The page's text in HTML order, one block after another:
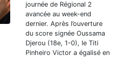
journée de Régional 2
avancée au week-end
dernier. Après l’ouverture
du score signée Oussama
Djerou (18e, 1-0), le Titi
Pinheiro Victor a égalisé en